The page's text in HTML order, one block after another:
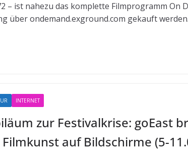
– ist nahezu das komplette Filmprogramm On
über ondemand.exground.com gekauft werden.
INTERNET
zur Festivalkrise: goEast
auf Bildschirme (5-